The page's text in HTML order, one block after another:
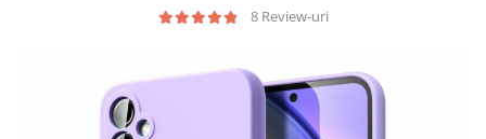
Folii Realme
Folii sticla ZTE
8 Review-uri